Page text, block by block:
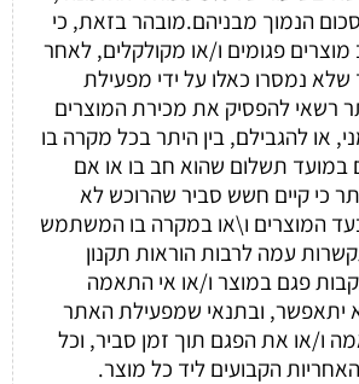
הסכום הנמוך מבניהם.מובהר בזאת, כי
מוצרים פגומים ו/או מקולקלים, לאחר
שלא נמסרו כאלו על ידי מפעילת
רשאי להפסיק את מכירת המוצרים
או להגבילם, בין היתר בכל מקרה בו
תשלום שהוא חב בו או אם
כי קיים חשש סביר שהרוכש לא
המוצרים ו\או במקרה בו המשתמש
עמה לרבות הוראות תקנון
פגם במוצר ו/או אי התאמה
– 14 יום לא יתאפשר, ובתנאי שמפעילת האתר
ו/או את הפגם תוך זמן סביר, וכל
הקבועים ליד כל מוצר.